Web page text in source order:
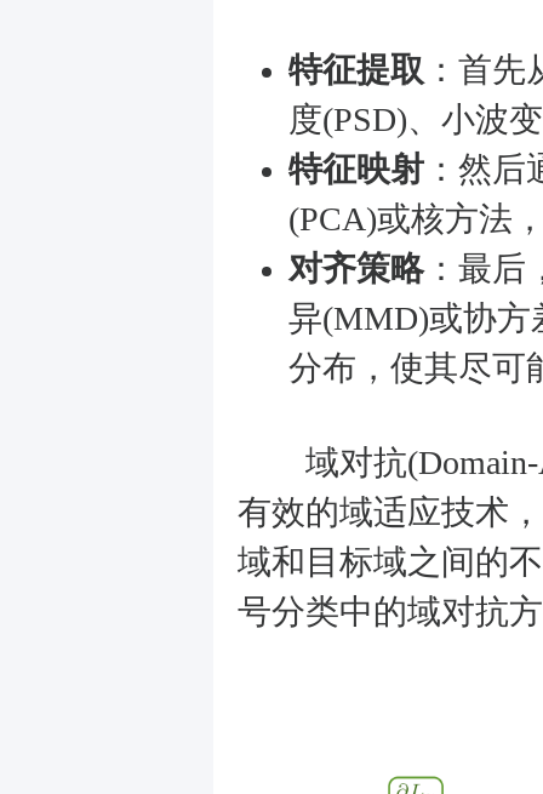
特征提取 ：首
度(PSD)、小波
特征映射 ：然
(PCA)或核方法
对齐策略：最后
异(MMD)或协方
分布，使其尽可
域对抗(Domain-
有效的域适应技术
域和目标域之间的
号分类中的域对抗